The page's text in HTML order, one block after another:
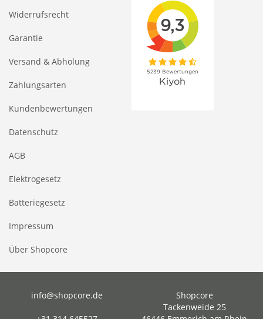
Widerrufsrecht
Garantie
Versand & Abholung
Zahlungsarten
Kundenbewertungen
Datenschutz
AGB
Elektrogesetz
Batteriegesetz
Impressum
Über Shopcore
info@shopcore.de
Shopcore
Tackenweide 25